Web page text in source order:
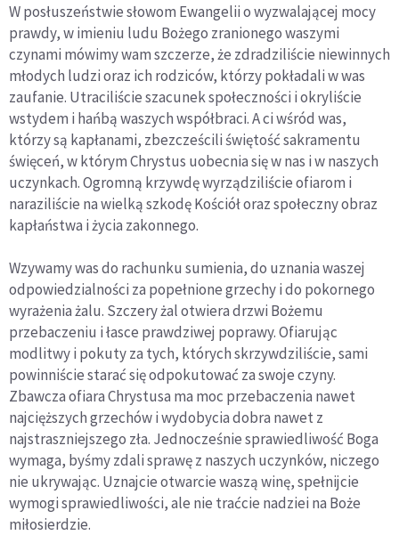
W posłuszeństwie słowom Ewangelii o wyzwalającej mocy
prawdy, w imieniu ludu Bożego zranionego waszymi
czynami mówimy wam szczerze, że zdradziliście niewinnych
młodych ludzi oraz ich rodziców, którzy pokładali w was
zaufanie. Utraciliście szacunek społeczności i okryliście
wstydem i hańbą waszych współbraci. A ci wśród was,
którzy są kapłanami, zbezcześcili świętość sakramentu
święceń, w którym Chrystus uobecnia się w nas i w naszych
uczynkach. Ogromną krzywdę wyrządziliście ofiarom i
naraziliście na wielką szkodę Kościół oraz społeczny obraz
kapłaństwa i życia zakonnego.
Wzywamy was do rachunku sumienia, do uznania waszej
odpowiedzialności za popełnione grzechy i do pokornego
wyrażenia żalu. Szczery żal otwiera drzwi Bożemu
przebaczeniu i łasce prawdziwej poprawy. Ofiarując
modlitwy i pokuty za tych, których skrzywdziliście, sami
powinniście starać się odpokutować za swoje czyny.
Zbawcza ofiara Chrystusa ma moc przebaczenia nawet
najcięższych grzechów i wydobycia dobra nawet z
najstraszniejszego zła. Jednocześnie sprawiedliwość Boga
wymaga, byśmy zdali sprawę z naszych uczynków, niczego
nie ukrywając. Uznajcie otwarcie waszą winę, spełnijcie
wymogi sprawiedliwości, ale nie traćcie nadziei na Boże
miłosierdzie.